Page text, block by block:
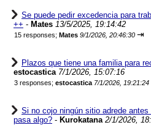
Se puede pedir excedencia para
++ - Mates 13/5/2025, 19:14:42
15 responses; Mates 9/1/2026, 20:46:30 ⇥
Plazos que tiene una familia para
estocastica 7/1/2026, 15:07:16
3 responses; estocastica 7/1/2026, 19:21:24
Si no cojo ningún sitio adrede
pasa algo? - Kurokatana 2/1/2026,